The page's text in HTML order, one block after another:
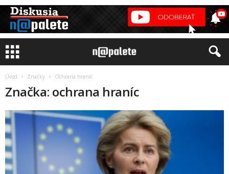
Úvod Značky Ochrana hraníc
Značka: ochrana hraníc